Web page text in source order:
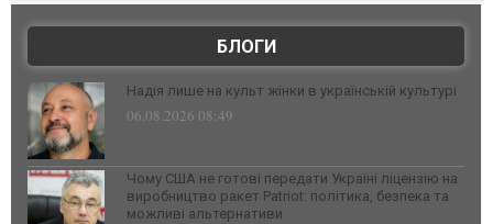
БЛОГИ
Надія лише на культ жінки в українській культурі
06.08.2026 08:49
Чому США не готові передати Україні ліцензію на
виробництво ракет Patriot: політика, безпека та
можливі альтернативи